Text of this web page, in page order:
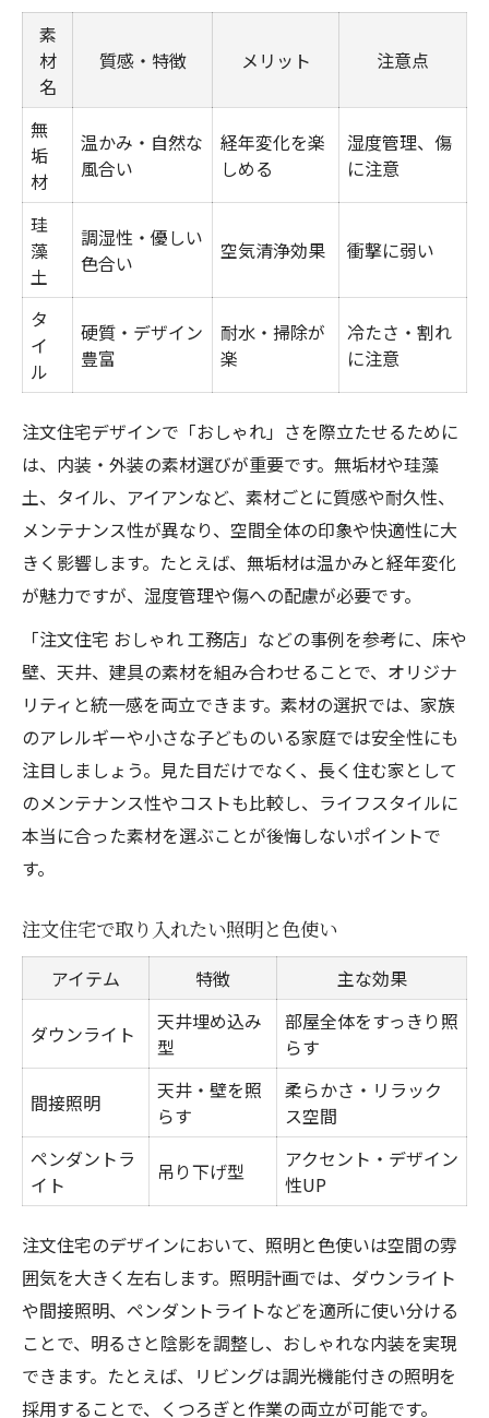
素
材
名
質感・特徴 メリット 注意点
無
垢
材
温かみ・自然な
風合い
経年変化を楽
しめる
湿度管理、傷
に注意
珪
藻
土
調湿性・優しい
色合い
空気清浄効果 衝撃に弱い
タ
イ
ル
硬質・デザイン
豊富
耐水・掃除が
楽
冷たさ・割れ
に注意
注文住宅デザインで「おしゃれ」さを際立たせるために
は、内装・外装の素材選びが重要です。無垢材や珪藻
土、タイル、アイアンなど、素材ごとに質感や耐久性、
メンテナンス性が異なり、空間全体の印象や快適性に大
きく影響します。たとえば、無垢材は温かみと経年変化
が魅力ですが、湿度管理や傷への配慮が必要です。
「注文住宅 おしゃれ 工務店」などの事例を参考に、床や
壁、天井、建具の素材を組み合わせることで、オリジナ
リティと統一感を両立できます。素材の選択では、家族
のアレルギーや小さな子どものいる家庭では安全性にも
注目しましょう。見た目だけでなく、長く住む家として
のメンテナンス性やコストも比較し、ライフスタイルに
本当に合った素材を選ぶことが後悔しないポイントで
す。
注文住宅で取り入れたい照明と色使い
アイテム 特徴 主な効果
ダウンライト
天井埋め込み
型
部屋全体をすっきり照
らす
間接照明
天井・壁を照
らす
柔らかさ・リラック
ス空間
ペンダントラ
イト
吊り下げ型
アクセント・デザイン
性UP
注文住宅のデザインにおいて、照明と色使いは空間の雰
囲気を大きく左右します。照明計画では、ダウンライト
や間接照明、ペンダントライトなどを適所に使い分ける
ことで、明るさと陰影を調整し、おしゃれな内装を実現
できます。たとえば、リビングは調光機能付きの照明を
採用することで、くつろぎと作業の両立が可能です。